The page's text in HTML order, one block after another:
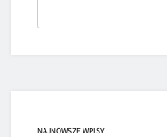
NAJNOWSZE WPISY